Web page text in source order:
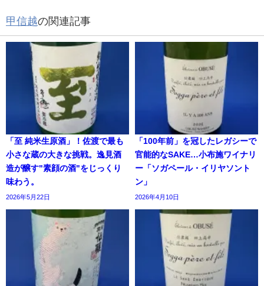
甲信越の関連記事
「至 純米生原酒」！佐渡で最も
小さな蔵の大きな挑戦。逸見酒
造が醸す"素顔の酒"をじっくり
味わう。
2026年5月22日
「100年前」を冠したレガシーで
官能的なSAKE…小布施ワイナリ
ー「ソガペール・イリヤソント
ン」
2026年4月10日